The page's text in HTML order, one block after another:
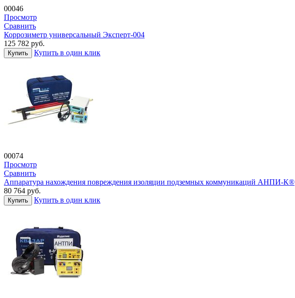
00046
Просмотр
Сравнить
Коррозиметр универсальный Эксперт-004
125 782 руб.
Купить Купить в один клик
00074
Просмотр
Сравнить
Аппаратура нахождения повреждения изоляции подземных коммуникаций АНПИ-К®
80 764 руб.
Купить Купить в один клик